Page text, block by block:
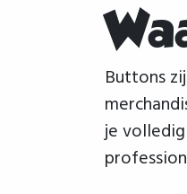
Buttons
je